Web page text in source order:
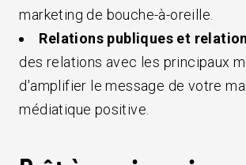
marketing de bouche-à-oreille.
Relations publiques et
des relations avec les principaux
d'amplifier le message de votre
médiatique positive.